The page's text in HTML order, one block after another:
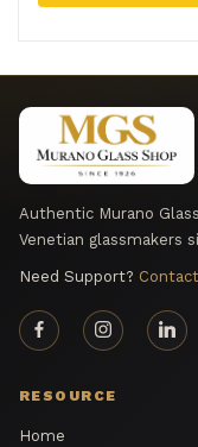
Authentic Murano
Venetian glassmakers
Need Support?
RESOURCE
Home